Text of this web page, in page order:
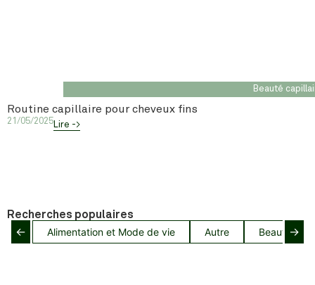
Beauté
Routine capillaire pour cheveux fins
21/05/2025Lire ->
Recherches populaires
← Alimentation et Mode de vie Autre Beauté→